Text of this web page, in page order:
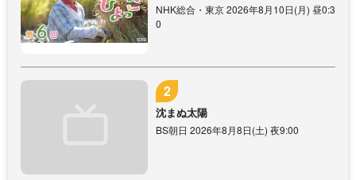
NHK総合・東京 2026年8月10日(月) 昼0:3
0
沈まぬ太陽
BS朝日 2026年8月8日(土) 夜9:00